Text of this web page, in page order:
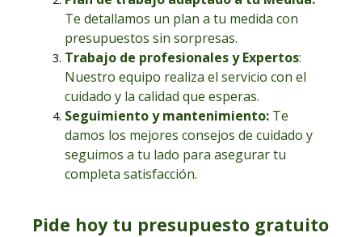
Te detallamos un plan a tu medida con
presupuestos sin sorpresas.
Trabajo de profesionales y Expertos:
Nuestro equipo realiza el servicio con el
cuidado y la calidad que esperas.
Seguimiento y mantenimiento: Te
damos los mejores consejos de cuidado y
seguimos a tu lado para asegurar tu
completa satisfacción.
Pide hoy tu presupuesto gratuito